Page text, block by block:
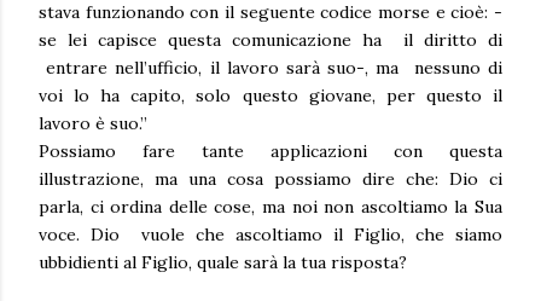
stava funzionando con il seguente codice morse e cioè: -
se lei capisce questa comunicazione ha il diritto di
entrare nell’ufficio, il lavoro sarà suo-, ma nessuno di
voi lo ha capito, solo questo giovane, per questo il
lavoro è suo.”
Possiamo fare tante applicazioni con questa
illustrazione, ma una cosa possiamo dire che: Dio ci
parla, ci ordina delle cose, ma noi non ascoltiamo la Sua
voce. Dio vuole che ascoltiamo il Figlio, che siamo
ubbidienti al Figlio, quale sarà la tua risposta?